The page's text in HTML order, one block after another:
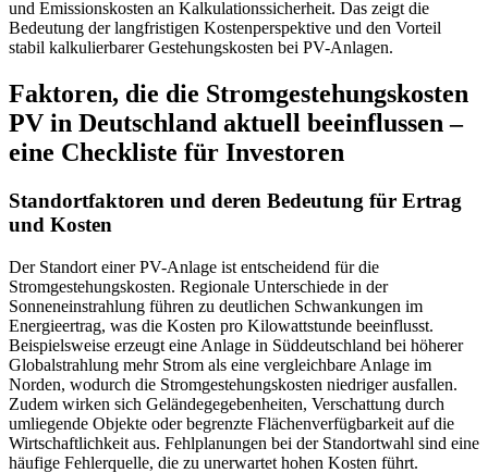
und Emissionskosten an Kalkulationssicherheit. Das zeigt die
Bedeutung der langfristigen Kostenperspektive und den Vorteil
stabil kalkulierbarer Gestehungskosten bei PV-Anlagen.
Faktoren, die die Stromgestehungskosten
PV in Deutschland aktuell beeinflussen –
eine Checkliste für Investoren
Standortfaktoren und deren Bedeutung für Ertrag
und Kosten
Der Standort einer PV-Anlage ist entscheidend für die
Stromgestehungskosten. Regionale Unterschiede in der
Sonneneinstrahlung führen zu deutlichen Schwankungen im
Energieertrag, was die Kosten pro Kilowattstunde beeinflusst.
Beispielsweise erzeugt eine Anlage in Süddeutschland bei höherer
Globalstrahlung mehr Strom als eine vergleichbare Anlage im
Norden, wodurch die Stromgestehungskosten niedriger ausfallen.
Zudem wirken sich Geländegegebenheiten, Verschattung durch
umliegende Objekte oder begrenzte Flächenverfügbarkeit auf die
Wirtschaftlichkeit aus. Fehlplanungen bei der Standortwahl sind eine
häufige Fehlerquelle, die zu unerwartet hohen Kosten führt.